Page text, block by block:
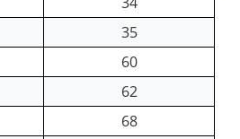
35
60
62
68